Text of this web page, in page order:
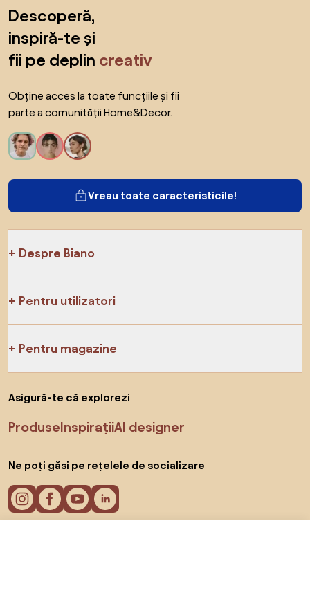
Descoperă,
inspiră-te și
fii pe deplin creativ
Obține acces la toate funcțiile și fii
parte a comunității Home&Decor.
Vreau toate caracteristicile!
Despre Biano
Pentru utilizatori
Pentru magazine
Asigură-te că explorezi
ProduseInspirațiiAI designer
Ne poți găsi pe rețelele de socializare